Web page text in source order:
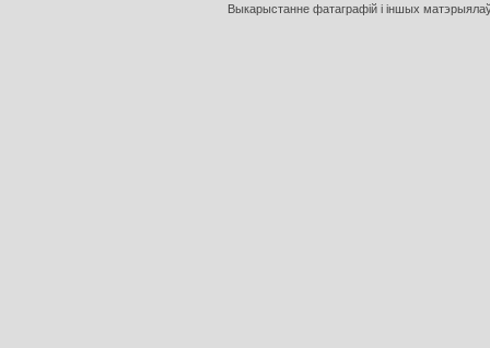
Выкарыстанне фатаграфій і іншых